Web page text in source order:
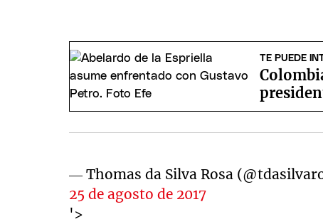
TE PUEDE
— Thomas da Silva Rosa
25 de agosto de 2017
'>